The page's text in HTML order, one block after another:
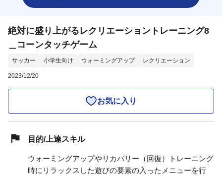
絶対に盛り上がるレクリエーショントレーニング8
＿コーンタッチゲーム
サッカー 小学生向け ウォーミングアップ レクリエーション
2023/12/20
お気に入り
目的/上達スキル
ウォーミングアップやリカバリー（回復）トレーニング
時にリラックスした遊びの要素の入ったメニューを行